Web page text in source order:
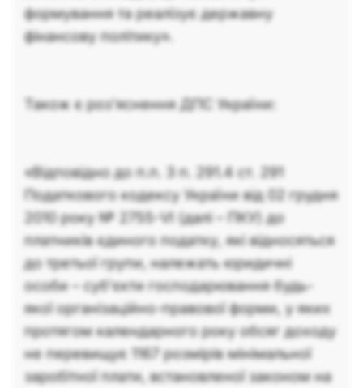
формування та реалізує державну
фінансову політику».
Також є роз’яснення ДПС України:
«Відповідно до п.п. 3 п. 291.4 ст. 291
Податкового кодексу України від 02 грудня
2010 року № 2755-VI (далі – ПКУ) до
платників єдиного податку, які відносяться
до третьої групи, належать юридичні
особи – суб’єкти господарювання будь-
якої організаційно-правової форми, у яких
протягом календарного року обсяг доходу
не перевищує 1167 розмірів мінімальної
заробітної плати, встановленої законом на